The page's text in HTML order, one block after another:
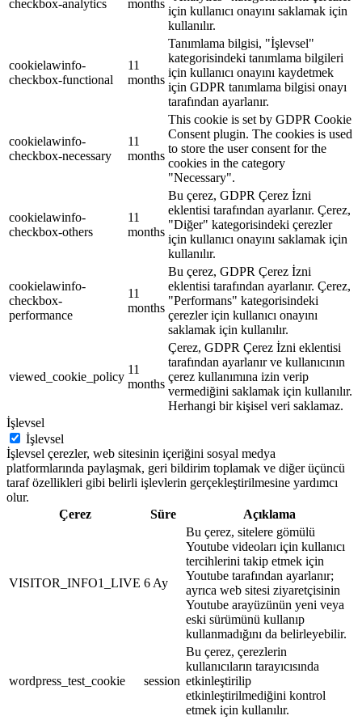
checkbox-analytics months
için kullanıcı onayını saklamak için
kullanılır.
cookielawinfo-
checkbox-functional
11
months
Tanımlama bilgisi, "İşlevsel"
kategorisindeki tanımlama bilgileri
için kullanıcı onayını kaydetmek
için GDPR tanımlama bilgisi onayı
tarafından ayarlanır.
cookielawinfo-
checkbox-necessary
11
months
This cookie is set by GDPR Cookie
Consent plugin. The cookies is used
to store the user consent for the
cookies in the category
"Necessary".
cookielawinfo-
checkbox-others
11
months
Bu çerez, GDPR Çerez İzni
eklentisi tarafından ayarlanır. Çerez,
"Diğer" kategorisindeki çerezler
için kullanıcı onayını saklamak için
kullanılır.
cookielawinfo-
checkbox-
performance
11
months
Bu çerez, GDPR Çerez İzni
eklentisi tarafından ayarlanır. Çerez,
"Performans" kategorisindeki
çerezler için kullanıcı onayını
saklamak için kullanılır.
viewed_cookie_policy
11
months
Çerez, GDPR Çerez İzni eklentisi
tarafından ayarlanır ve kullanıcının
çerez kullanımına izin verip
vermediğini saklamak için kullanılır.
Herhangi bir kişisel veri saklamaz.
İşlevsel
İşlevsel
İşlevsel çerezler, web sitesinin içeriğini sosyal medya
platformlarında paylaşmak, geri bildirim toplamak ve diğer üçüncü
taraf özellikleri gibi belirli işlevlerin gerçekleştirilmesine yardımcı
olur.
Çerez
Süre Açıklama
VISITOR_INFO1_LIVE 6 Ay
Bu çerez, sitelere gömülü
Youtube videoları için kullanıcı
tercihlerini takip etmek için
Youtube tarafından ayarlanır;
ayrıca web sitesi ziyaretçisinin
Youtube arayüzünün yeni veya
eski sürümünü kullanıp
kullanmadığını da belirleyebilir.
wordpress_test_cookie session
Bu çerez, çerezlerin
kullanıcıların tarayıcısında
etkinleştirilip
etkinleştirilmediğini kontrol
etmek için kullanılır.